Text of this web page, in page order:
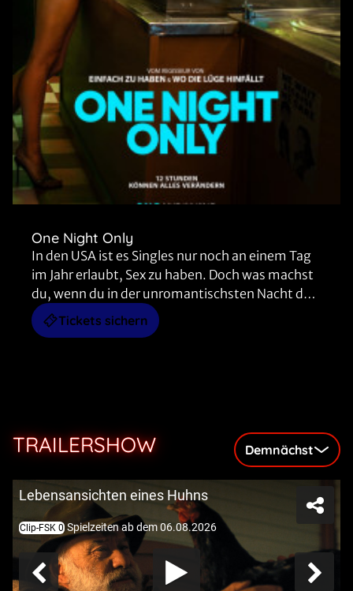
One Night Only
In den USA ist es Singles nur noch an einem Tag
im Jahr erlaubt, Sex zu haben. Doch was machst
du, wenn du in der unromantischsten Nacht des
Jahres auf der Suche nach echter Liebe bist?
Tickets sichern
TRAILERSHOW Demnächst
Lebensansichten eines Huhns
Clip-FSK 0 Spielzeiten ab dem 06.08.2026